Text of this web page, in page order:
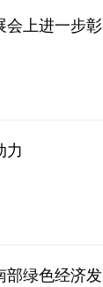
会上进一步彰
力
部绿色经济发